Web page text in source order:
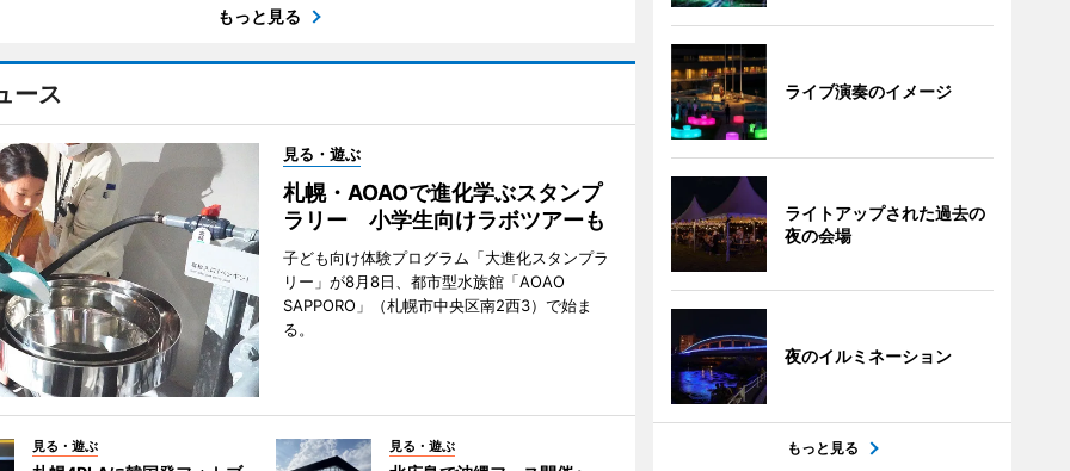
もっと見る
ース
見る・遊ぶ
札幌・AOAOで進化学ぶスタンプ
ラリー 小学生向けラボツアーも
子ども向け体験プログラム「大進化スタンプラ
リー」が8月8日、都市型水族館「AOAO
SAPPORO」（札幌市中央区南2西3）で始ま
る。
見る・遊ぶ 見る・遊ぶ
ライブ演奏のイメージ
ライトアップされた過去の
夜の会場
夜のイルミネーション
もっと見る